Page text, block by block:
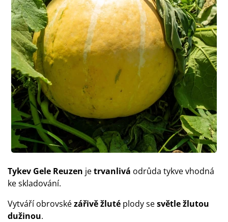
Tykev Gele Reuzen jetrvanlivá odrůda tykve vhodná
ke skladování.
Vytváří obrovskézářivěžluté plody sesvětle žlutou
dužinou.